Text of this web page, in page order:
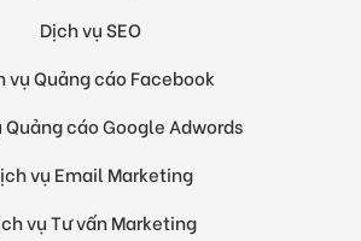
Dịch vụ SEO
vụ Quảng cáo Facebook
Quảng cáo Google Adwords
vụ Email Marketing
vụ Tư vấn Marketing